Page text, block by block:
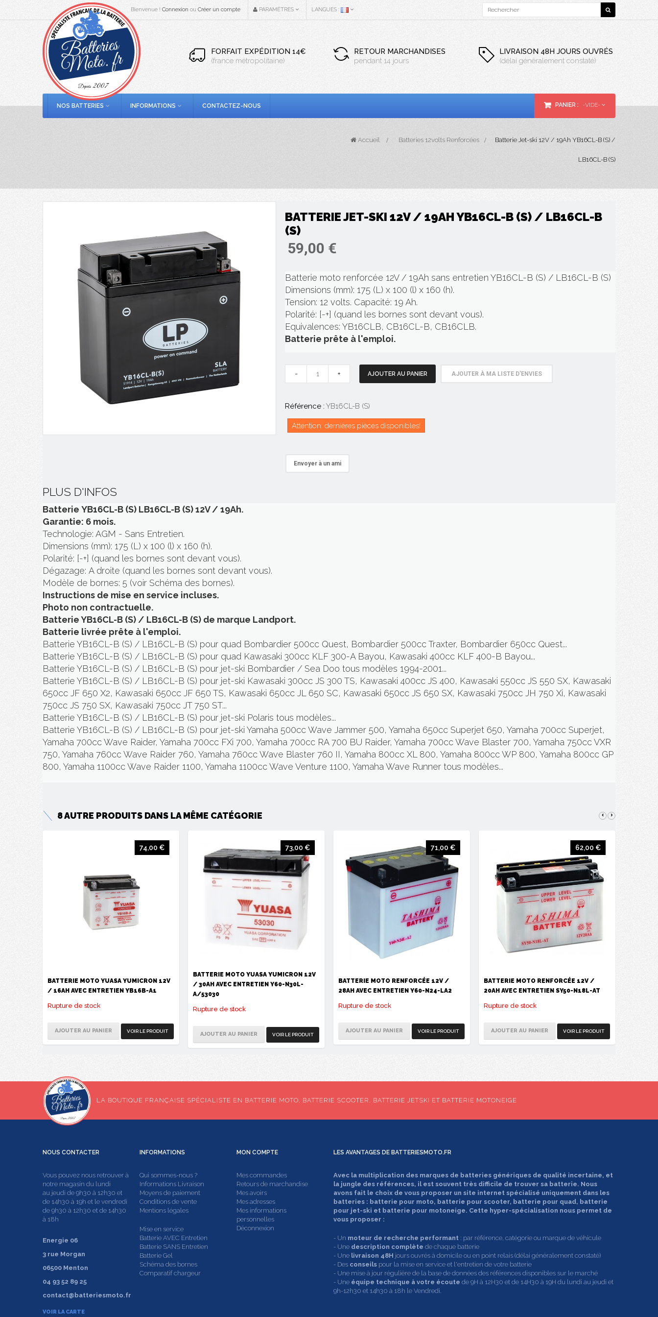
Bienvenue ! Connexion ou Créer un compte PARAMÈTRES LANGUES :
FORFAIT EXPÉDITION 14€
(france métropolitaine)
RETOUR MARCHANDISES
pendant 14 jours
LIVRAISON 48H JOURS OUVRÉS
(délai généralement constaté)
NOS BATTERIES INFORMATIONS CONTACTEZ-NOUS PANIER : -VIDE-
Accueil > Batteries 12volts Renforcées > Batterie Jet-ski 12V / 19Ah YB16CL-B (S) /
LB16CL-B (S)
BATTERIE JET-SKI 12V / 19AH YB16CL-B (S) / LB16CL-B
(S)
59,00 €
Batterie moto renforcée 12V / 19Ah sans entretien YB16CL-B (S) / LB16CL-B (S)
Dimensions (mm): 175 (L) x 100 (l) x 160 (h).
Tension: 12 volts. Capacité: 19 Ah.
Polarité: [-+] (quand les bornes sont devant vous).
Equivalences: YB16CLB, CB16CL-B, CB16CLB.
Batterie prête à l'emploi.
- + AJOUTER AU PANIER AJOUTER À MA LISTE D'ENVIES
Référence : YB16CL-B (S)
Attention: dernières pièces disponibles!
Envoyer à un ami
PLUS D'INFOS
Batterie YB16CL-B (S) LB16CL-B (S) 12V / 19Ah.
Garantie: 6 mois.
Technologie: AGM - Sans Entretien.
Dimensions (mm): 175 (L) x 100 (l) x 160 (h).
Polarité: [-+] (quand les bornes sont devant vous).
Dégazage: A droite (quand les bornes sont devant vous).
Modèle de bornes: 5 (voir Schéma des bornes).
Instructions de mise en service incluses.
Photo non contractuelle.
Batterie YB16CL-B (S) / LB16CL-B (S) de marque Landport.
Batterie livrée prête à l'emploi.
Batterie YB16CL-B (S) / LB16CL-B (S) pour quad Bombardier 500cc Quest, Bombardier 500cc Traxter, Bombardier 650cc Quest...
Batterie YB16CL-B (S) / LB16CL-B (S) pour quad Kawasaki 300cc KLF 300-A Bayou, Kawasaki 400cc KLF 400-B Bayou...
Batterie YB16CL-B (S) / LB16CL-B (S) pour jet-ski Bombardier / Sea Doo tous modèles 1994-2001...
Batterie YB16CL-B (S) / LB16CL-B (S) pour jet-ski Kawasaki 300cc JS 300 TS, Kawasaki 400cc JS 400, Kawasaki 550cc JS 550 SX, Kawasaki
650cc JF 650 X2, Kawasaki 650cc JF 650 TS, Kawasaki 650cc JL 650 SC, Kawasaki 650cc JS 650 SX, Kawasaki 750cc JH 750 Xi, Kawasaki
750cc JS 750 SX, Kawasaki 750cc JT 750 ST...
Batterie YB16CL-B (S) / LB16CL-B (S) pour jet-ski Polaris tous modèles...
Batterie YB16CL-B (S) / LB16CL-B (S) pour jet-ski Yamaha 500cc Wave Jammer 500, Yamaha 650cc Superjet 650, Yamaha 700cc Superjet,
Yamaha 700cc Wave Raider, Yamaha 700cc FXi 700, Yamaha 700cc RA 700 BU Raider, Yamaha 700cc Wave Blaster 700, Yamaha 750cc VXR
750, Yamaha 760cc Wave Raider 760, Yamaha 760cc Wave Blaster 760 II, Yamaha 800cc XL 800, Yamaha 800cc WP 800, Yamaha 800cc GP
800, Yamaha 1100cc Wave Raider 1100, Yamaha 1100cc Wave Venture 1100, Yamaha Wave Runner tous modèles...
8 AUTRE PRODUITS DANS LA MÊME CATÉGORIE ‹ ›
BATTERIE MOTO YUASA YUMICRON 12V
/ 16AH AVEC ENTRETIEN YB16B-A1
Rupture de stock
74,00 €
AJOUTER AU PANIER VOIR LE PRODUIT
BATTERIE MOTO YUASA YUMICRON 12V
/ 30AH AVEC ENTRETIEN Y60-N30L-
A/53030
Rupture de stock
73,00 €
AJOUTER AU PANIER VOIR LE PRODUIT
BATTERIE MOTO RENFORCÉE 12V /
28AH AVEC ENTRETIEN Y60-N24-LA2
Rupture de stock
71,00 €
AJOUTER AU PANIER VOIR LE PRODUIT
BATTERIE MOTO RENFORCÉE 12V /
20AH AVEC ENTRETIEN SY50-N18L-AT
Rupture de stock
62,00 €
AJOUTER AU PANIER VOIR LE PRODUIT
LA BOUTIQUE FRANÇAISE SPÉCIALISTE EN BATTERIE MOTO, BATTERIE SCOOTER, BATTERIE JETSKI ET BATTERIE MOTONEIGE
NOUS CONTACTER
Vous pouvez nous retrouver à
notre magasin du lundi
au jeudi de 9h30 à 12h30 et
de 14h30 à 19h et le vendredi
de 9h30 à 12h30 et de 14h30
à 18h
Energie 06
3 rue Morgan
06500 Menton
04 93 52 89 25
contact@batteriesmoto.fr
VOIR LA CARTE
INFORMATIONS
Qui sommes-nous ?
Informations Livraison
Moyens de paiement
Conditions de vente
Mentions légales
Mise en service
Batterie AVEC Entretien
Batterie SANS Entretien
Batterie Gel
Schéma des bornes
Comparatif chargeur
MON COMPTE
Mes commandes
Retours de marchandise
Mes avoirs
Mes adresses
Mes informations
personnelles
Déconnexion
LES AVANTAGES DE BATTERIESMOTO.FR
Avec la multiplication des marques de batteries génériques de qualité incertaine, et
la jungle des références, il est souvent très difficile de trouver sa batterie. Nous
avons fait le choix de vous proposer un site internet spécialisé uniquement dans les
batteries : batterie pour moto, batterie pour scooter, batterie pour quad, batterie
pour jet-ski et batterie pour motoneige. Cette hyper-spécialisation nous permet de
vous proposer :
- Un moteur de recherche performant : par référence, catégorie ou marque de véhicule
- Une description complète de chaque batterie
- Une livraison 48H jours ouvrés à domicile ou en point relais (délai généralement constaté)
- Des conseils pour la mise en service et l'entretien de votre batterie
- Une mise à jour régulière de la base de données des références disponibles sur le marché
- Une équipe technique à votre écoute de 9H à 12H30 et de 14H30 à 19H du lundi au jeudi et
9h-12h30 et 14h30 à 18h le Vendredi.